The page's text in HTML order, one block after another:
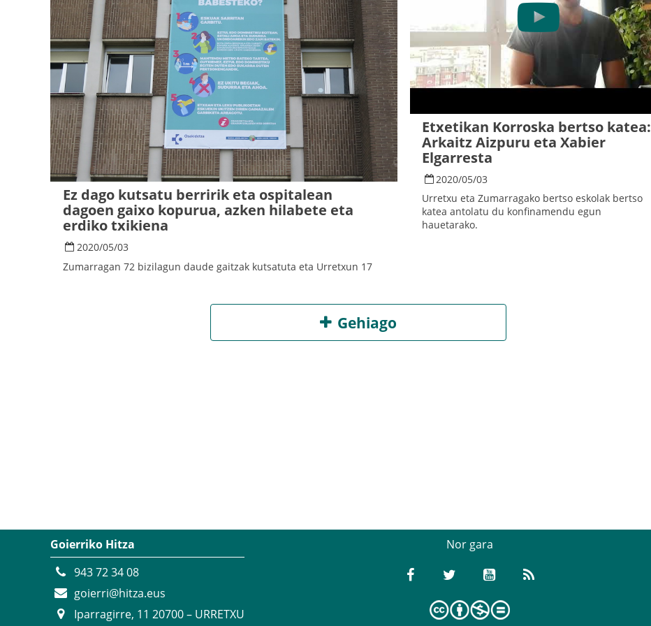
Ez dago kutsatu berririk eta ospitalean
dagoen gaixo kopurua, azken hilabete eta
erdiko txikiena
2020/05/03
Zumarragan 72 bizilagun daude gaitzak kutsatuta eta Urretxun 17
Etxetikan Korroska bertso katea:
Arkaitz Aizpuru eta Xabier
Elgarresta
2020/05/03
Urretxu eta Zumarragako bertso eskolak bertso
katea antolatu du konfinamendu egun
hauetarako.
Gehiago
Goierriko Hitza
943 72 34 08
goierri@hitza.eus
Iparragirre, 11 20700 – URRETXU
Nor gara